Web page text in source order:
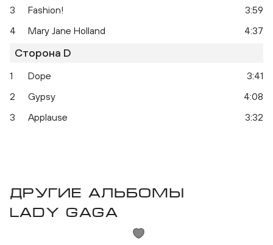
3
Fashion!
3:59
4
Mary Jane Holland 4:37
Сторона D
1 Dope
3:41
2
Gypsy
4:08
3
Applause 3:32
Другие альбомы
Lady GaGa